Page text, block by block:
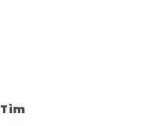
Tìm